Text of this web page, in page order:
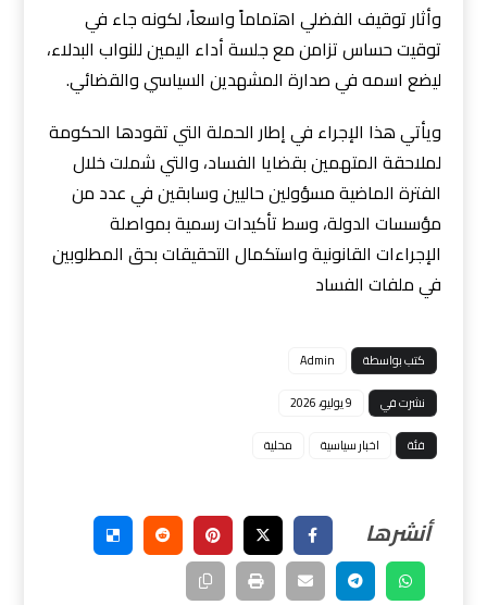
وأثار توقيف الفضلي اهتماماً واسعاً، لكونه جاء في
توقيت حساس تزامن مع جلسة أداء اليمين للنواب البدلاء،
ليضع اسمه في صدارة المشهدين السياسي والقضائي.
ويأتي هذا الإجراء في إطار الحملة التي تقودها الحكومة
لملاحقة المتهمين بقضايا الفساد، والتي شملت خلال
الفترة الماضية مسؤولين حاليين وسابقين في عدد من
مؤسسات الدولة، وسط تأكيدات رسمية بمواصلة
الإجراءات القانونية واستكمال التحقيقات بحق المطلوبين
في ملفات الفساد
كتب بواسطة
Admin
نشرت في
9 يوليو، 2026
فئة
اخبار سياسية محلية